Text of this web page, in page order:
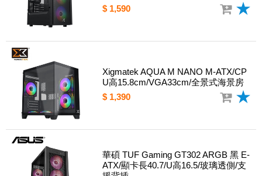
$ 1,590
Xigmatek AQUA M NANO M-ATX/CP
U高15.8cm/VGA33cm/全景式海景房
$ 1,390
華碩 TUF Gaming GT302 ARGB 黑 E-
ATX/顯卡長40.7/U高16.5/玻璃透側/支